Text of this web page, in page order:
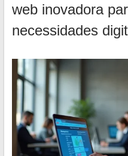
web inovadora
necessidades